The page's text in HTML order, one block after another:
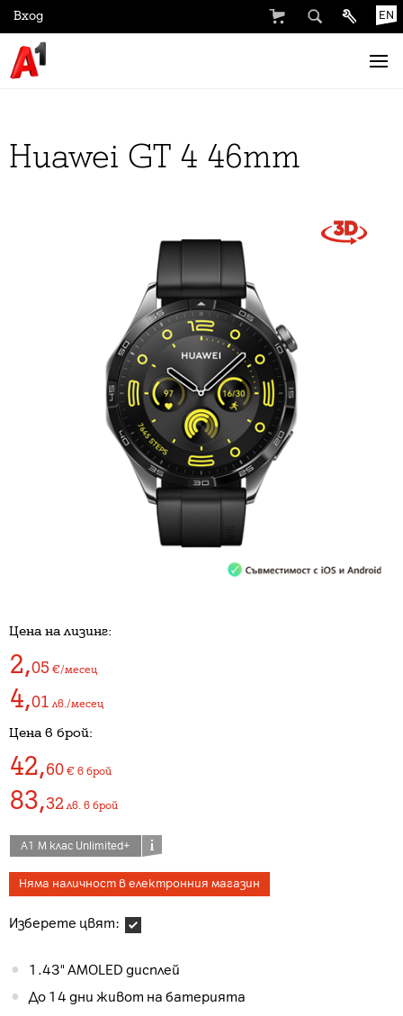
EN
Вход
Huawei GT 4 46mm
Цена на лизинг:
2,05 €/месец
4,01 лв./месец
Цена в брой:
42,60 € в брой
83,32 лв. в брой
А1 М клас Unlimited+
Няма наличност в електронния магазин
Изберете цвят:
1.43" AMOLED дисплей
До 14 дни живот на батерията